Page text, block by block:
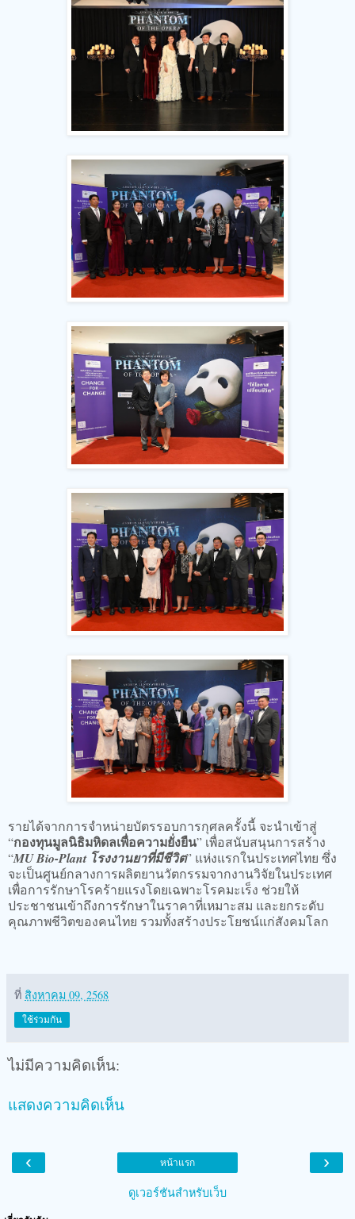
รายได้จากการจำหน่ายบัตรรอบการกุศลครั้งนี้ จะนำเข้าสู่
“กองทุนมูลนิธิมหิดลเพื่อความยั่งยืน” เพื่อสนับสนุนการสร้าง
“MU Bio-Plant โรงงานยาที่มีชีวิต” แห่งแรกในประเทศไทย ซึ่ง
จะเป็นศูนย์กลางการผลิตยานวัตกรรมจากงานวิจัยในประเทศ
เพื่อการรักษาโรคร้ายแรงโดยเฉพาะโรคมะเร็ง ช่วยให้
ประชาชนเข้าถึงการรักษาในราคาที่เหมาะสม และยกระดับ
คุณภาพชีวิตของคนไทย รวมทั้งสร้างประโยชน์แก่สังคมโลก
ที่ สิงหาคม 09, 2568
ใช้ร่วมกัน
ไม่มีความคิดเห็น:
แสดงความคิดเห็น
‹ ›
หน้าแรก
ดูเวอร์ชันสำหรับเว็บ